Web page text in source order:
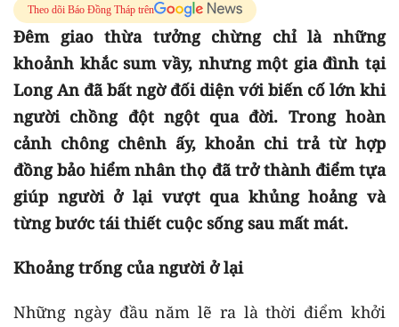
Theo dõi Báo Đồng Tháp trên
Đêm giao thừa tưởng chừng chỉ là những
khoảnh khắc sum vầy, nhưng một gia đình tại
Long An đã bất ngờ đối diện với biến cố lớn khi
người chồng đột ngột qua đời. Trong hoàn
cảnh chông chênh ấy, khoản chi trả từ hợp
đồng bảo hiểm nhân thọ đã trở thành điểm tựa
giúp người ở lại vượt qua khủng hoảng và
từng bước tái thiết cuộc sống sau mất mát.
Khoảng trống của người ở lại
Những ngày đầu năm lẽ ra là thời điểm khởi